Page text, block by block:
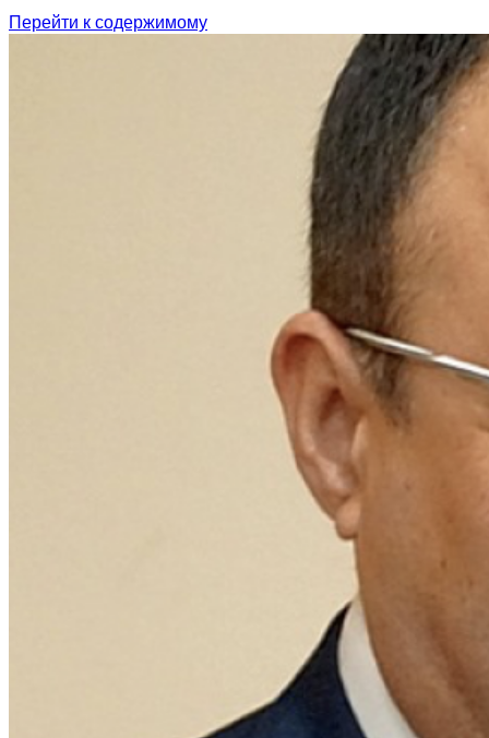
Перейти к содержимому